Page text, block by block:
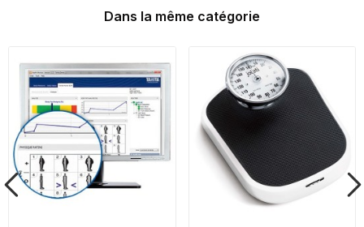
Dans la même catégorie